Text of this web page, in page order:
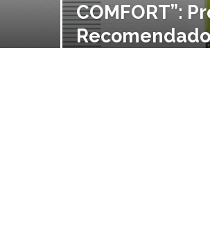
COMFORT”:
Recomendado